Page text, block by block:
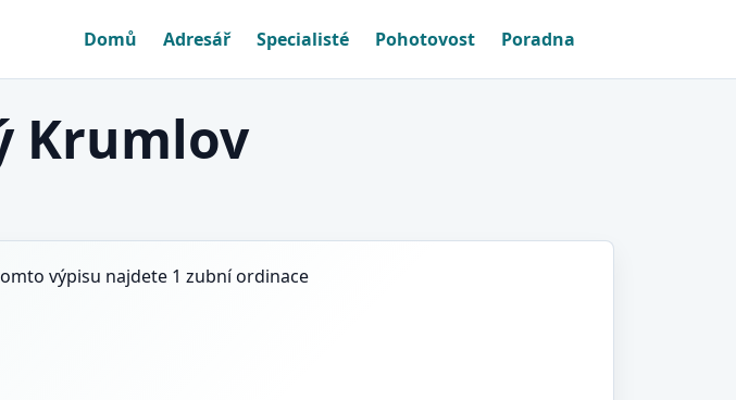
Domů Adresář Specialisté Pohotovost Poradna
Krumlov
výpisu najdete 1 zubní ordinace